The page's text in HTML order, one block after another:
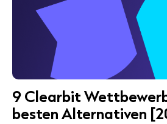
9 Clearbit
besten Alternativen